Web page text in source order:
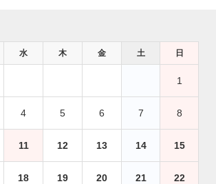
水 木 金 土 日
1
4 5 6 7 8
11 12 13 14 15
18 19 20 21 22